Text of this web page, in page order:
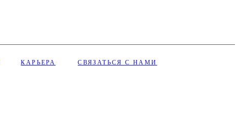
КАРЬЕРА СВЯЗАТЬСЯ С НАМИ